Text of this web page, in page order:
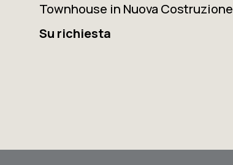
Townhouse in Nuova Costruzione
Su richiesta